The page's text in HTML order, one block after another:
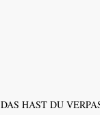
DAS HAST DU